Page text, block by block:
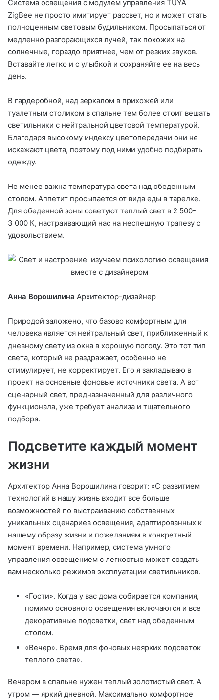
Система освещения с модулем управления TUYA
ZigBee не просто имитирует рассвет, но и может стать
полноценным световым будильником. Просыпаться от
медленно разгорающихся лучей, так похожих на
солнечные, гораздо приятнее, чем от резких звуков.
Вставайте легко и с улыбкой и сохраняйте ее на весь
день.
В гардеробной, над зеркалом в прихожей или
туалетным столиком в спальне тем более стоит вешать
светильники с нейтральной цветовой температурой.
Благодаря высокому индексу цветопередачи они не
искажают цвета, поэтому под ними удобно подбирать
одежду.
Не менее важна температура света над обеденным
столом. Аппетит просыпается от вида еды в тарелке.
Для обеденной зоны советуют теплый свет в 2 500-
3 000 К, настраивающий нас на неспешную трапезу с
удовольствием.
Анна Ворошилина Архитектор-дизайнер
Природой заложено, что базово комфортным для
человека является нейтральный свет, приближенный к
дневному свету из окна в хорошую погоду. Это тот тип
света, который не раздражает, особенно не
стимулирует, не корректирует. Его я закладываю в
проект на основные фоновые источники света. А вот
сценарный свет, предназначенный для различного
функционала, уже требует анализа и тщательного
подбора.
Подсветите каждый момент
жизни
Архитектор Анна Ворошилина говорит: «С развитием
технологий в нашу жизнь входит все больше
возможностей по выстраиванию собственных
уникальных сценариев освещения, адаптированных к
нашему образу жизни и пожеланиям в конкретный
момент времени. Например, система умного
управления освещением с легкостью может создать
вам несколько режимов эксплуатации светильников.
«Гости». Когда у вас дома собирается компания,
помимо основного освещения включаются и все
декоративные подсветки, свет над обеденным
столом.
«Вечер». Время для фоновых неярких подсветок
теплого света».
Вечером в спальне нужен теплый золотистый свет. А
утром — яркий дневной. Максимально комфортное